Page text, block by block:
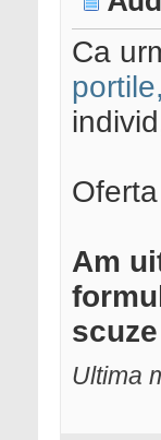
Ca
portile,
Am
Ultima